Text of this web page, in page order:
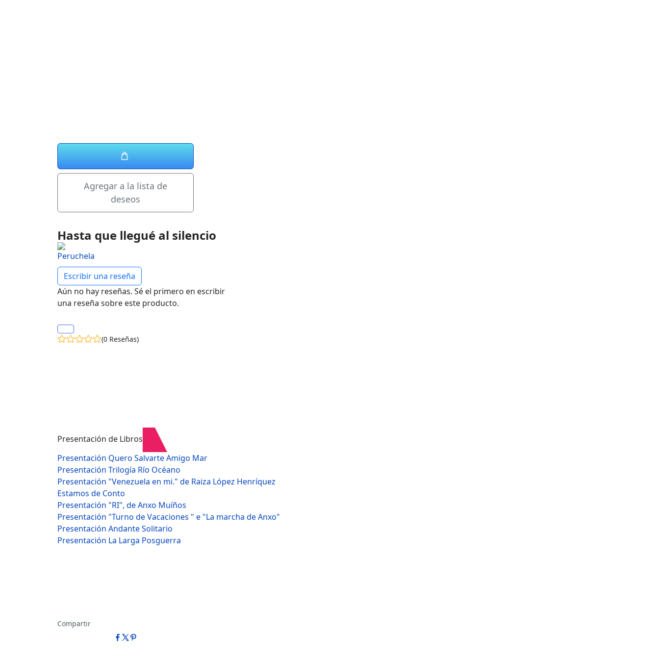
Agregar a la lista de
deseos
Hasta que llegué al silencio
Escribir una reseña
Aún no hay reseñas. Sé el primero en escribir
una reseña sobre este producto.
(0 Reseñas)
Presentación de Libros
Presentación Quero Salvarte Amigo Mar
Presentación Trilogía Río Océano
Presentación "Venezuela en mi." de Raiza López Henríquez
Estamos de Conto
Presentación "RI", de Anxo Muíños
Presentación "Turno de Vacaciones " e "La marcha de Anxo"
Presentación Andante Solitario
Presentación La Larga Posguerra
Compartir